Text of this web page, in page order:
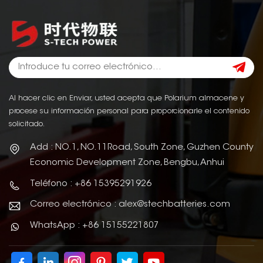
Al hacer clic en Enviar, usted acepta que Polarium almacene y
procese su información personal para proporcionarle el contenido
solicitado.
Add : NO.1, NO.11Road, South Zone, Guzhen County
Economic Development Zone, Bengbu, Anhui
Teléfono : +86 15395291926
Correo electrónico : alex@stechbatteries.com
WhatsApp : +86 15155221807